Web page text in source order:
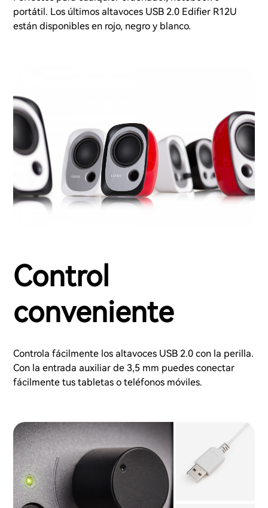
portátil. Los últimos altavoces USB 2.0 Edifier R12U
están disponibles en rojo, negro y blanco.
Control
conveniente
Controla fácilmente los altavoces USB 2.0 con la perilla.
Con la entrada auxiliar de 3,5 mm puedes conectar
fácilmente tus tabletas o teléfonos móviles.